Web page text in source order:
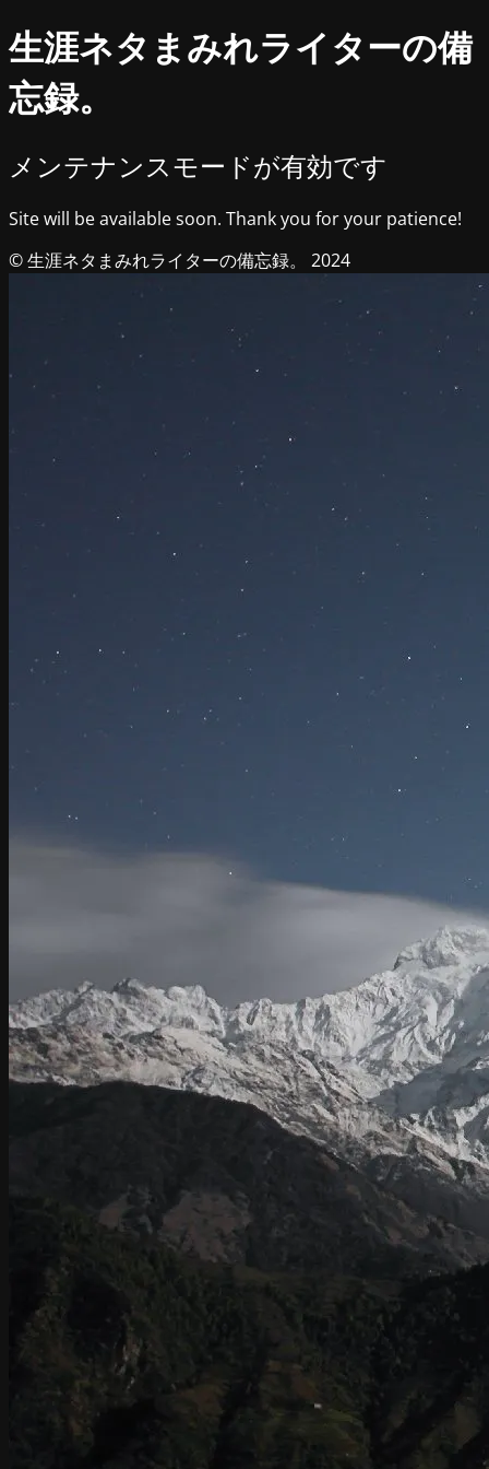
生涯ネタまみれライターの備
忘録。
メンテナンスモードが有効です
Site will be available soon. Thank you for your patience!
© 生涯ネタまみれライターの備忘録。 2024